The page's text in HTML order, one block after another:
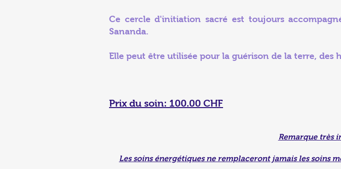
Ce cercle d'initiation sacré est toujours
Sananda.
Elle peut être utilisée pour la guérison de la terre, des
Prix du soin: 100.00 CHF
Remarque très
Les soins énergétiques ne remplaceront jamais les soins